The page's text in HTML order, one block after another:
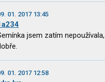
01. 2017 13:45
jsem zatím
01. 2017 12:58